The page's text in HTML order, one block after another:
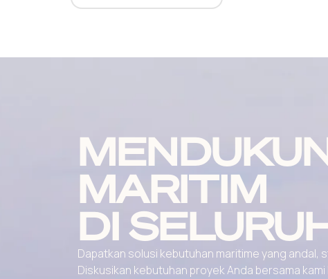
MARITIM
DI
Dapatkan solusi kebutuhan maritime yang andal,
Diskusikan kebutuhan proyek Anda bersama kami